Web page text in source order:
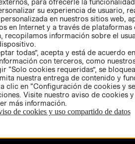
LIBRO DE
para ofrecerle la
su experiencia de usuario,
en nuestros sitios web,
en Internet y a través de plataformas
recopilamos información sobre el
todas”, acepta y está de acuerdo
con terceros, como
“Solo cookies requeridas”, se
nuestra entrega de contenido y
clic en “Configuración de cookies y
Visite nuestro aviso de cookies
más información.
de cookies y uso compartido de datos